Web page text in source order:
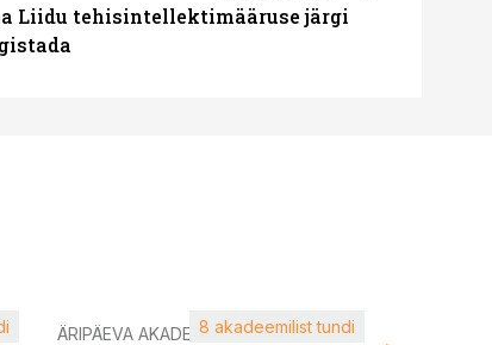
Liidu tehisintellektimääruse järgi
ÄRIPÄEVA AKADEEMIA8 akadeemilist tundi